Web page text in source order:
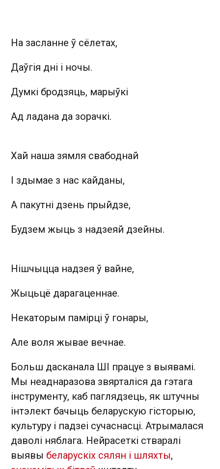
На засланне ў сёлетах,
Даўгія дні і ночы.
Думкі бродзяць, марыўкі
Ад ладана да зорачкі.
Хай наша зямля свабоднай
І здымае з нас кайданы,
А пакутні дзень прыйдзе,
Будзем жыць з надзеяй дзейны.
Нішчыцца надзея ў вайне,
Жыцьцё дарагаценнае.
Некаторым памірці ў гонары,
Але воля жывае вечнае.
Больш дасканала ШІ працуе з выявамі.
Мы неаднаразова звярталіся да гэтага
інструменту, каб паглядзець, як штучны
інтэлект бачыць беларускую гісторыю,
культуру і падзеі сучаснасці. Атрымалася
даволі няблага. Нейрасеткі стваралі
выявы беларускіх сялян і шляхты,